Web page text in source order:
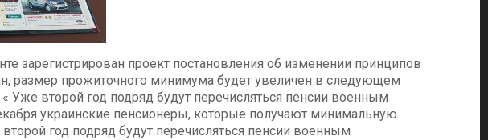
зарегистрирован проект постановления об изменении принципов
размер прожиточного минимума будет увеличен в следующем
Уже второй год подряд будут перечисляться пенсии военным
украинские пенсионеры, которые получают минимальную
год подряд будут перечисляться пенсии военным